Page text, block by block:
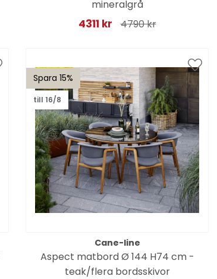
mineralgrå
4311 kr 4790 kr
Spara 15%
till 16/8
Cane-line
Aspect matbord Ø 144 H74 cm -
teak/flera bordsskivor